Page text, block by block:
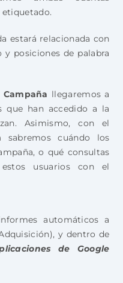
estará relacionada con
y posiciones de palabra
llegaremos a
que han accedido a la
Asimismo, con el
sabremos cuándo los
o qué consultas
usuarios con el
automáticos a
y dentro de
de Google